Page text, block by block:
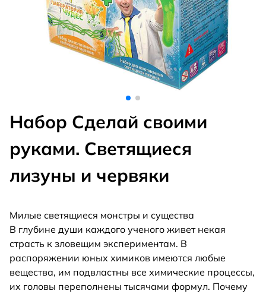
Набор Сделай своими
руками. Светящиеся
лизуны и червяки
Милые светящиеся монстры и существа
В глубине души каждого ученого живет некая
страсть к зловещим экспериментам. В
распоряжении юных химиков имеются любые
вещества, им подвластны все химические процессы,
их головы переполнены тысячами формул. Почему